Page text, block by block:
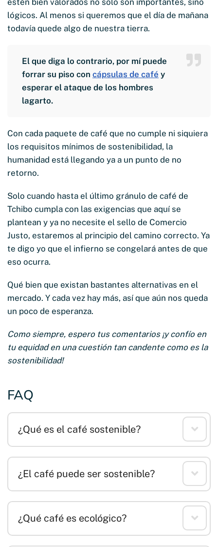
lógicos. Al menos si queremos que el día de mañana
todavía quede algo de nuestra tierra.
El que diga lo contrario, por mí puede
forrar su piso con cápsulas de café y
esperar el ataque de los hombres
lagarto.
Con cada paquete de café que no cumple ni siquiera
los requisitos mínimos de sostenibilidad, la
humanidad está llegando ya a un punto de no
retorno.
Solo cuando hasta el último gránulo de café de
Tchibo cumpla con las exigencias que aquí se
plantean y ya no necesite el sello de Comercio
Justo, estaremos al principio del camino correcto. Ya
te digo yo que el infierno se congelará antes de que
eso ocurra.
Qué bien que existan bastantes alternativas en el
mercado. Y cada vez hay más, así que aún nos queda
un poco de esperanza.
Como siempre, espero tus comentarios ¡y confío en
tu equidad en una cuestión tan candente como es la
sostenibilidad!
FAQ
¿Qué es el café sostenible?
¿El café puede ser sostenible?
¿Qué café es ecológico?